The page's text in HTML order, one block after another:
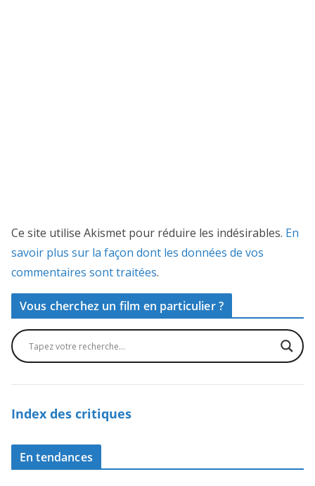
Ce site utilise Akismet pour réduire les indésirables. En
savoir plus sur la façon dont les données de vos
commentaires sont traitées.
Vous cherchez un film en particulier ?
Index des critiques
En tendances